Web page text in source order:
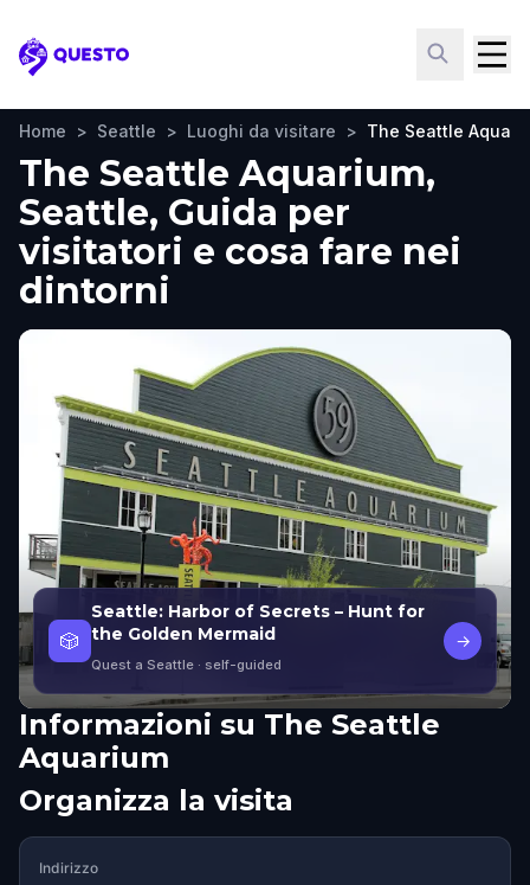
Questo
Home > Seattle > Luoghi da visitare > The Seattle
The Seattle Aquarium,
Seattle, Guida per
visitatori e cosa fare nei
dintorni
🎲
Seattle: Harbor of Secrets – Hunt for
the Golden Mermaid
Quest a Seattle · self-guided
→
Informazioni su The Seattle
Aquarium
Organizza la visita
Indirizzo